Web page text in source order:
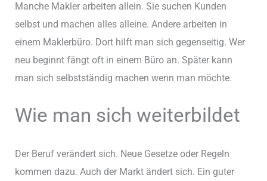
Manche Makler arbeiten allein. Sie suchen Kunden
selbst und machen alles alleine. Andere arbeiten in
einem Maklerbüro. Dort hilft man sich gegenseitig. Wer
neu beginnt fängt oft in einem Büro an. Später kann
man sich selbstständig machen wenn man möchte.
Wie man sich weiterbildet
Der Beruf verändert sich. Neue Gesetze oder Regeln
kommen dazu. Auch der Markt ändert sich. Ein guter